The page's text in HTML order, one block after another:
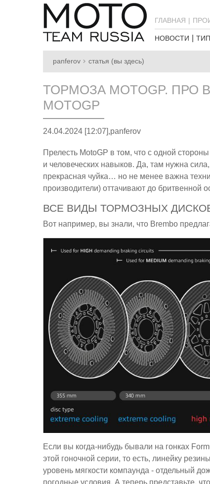
ГЛАВНАЯ
НОВОСТИ
panferov статья (вы здесь)
ТОРМОЗА MOTOGP.
MOTOGP
24.04.2024 [12:07],panferov
Прелесть MotoGP в том, что с одной
и человеческих навыков. Да, там нужна
прекрасная чуйка… но не менее важна
производители) оттачивают до бритвенной
ВСЕ ВИДЫ ТОРМОЗНЫХ ДИСКОВ
Вот например, вы знали, что Brembo
Если вы когда-нибудь бывали на гонках
этой гоночной серии, то есть, линейку
уровень мягкости компаунда - отдельный